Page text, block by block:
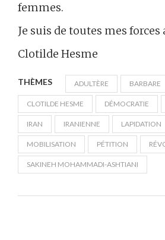
femmes.
Je suis de toutes mes forces
Clotilde Hesme
THÈMES ADULTÈRE BARBARE
CLOTILDE HESME DÉMOCRATIE
IRAN IRANIENNE LAPIDATION
MOBILISATION PÉTITION
SAKINEH MOHAMMADI-ASHTIANI